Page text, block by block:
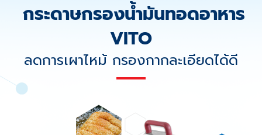
กระดาษกรองน้ำมันทอดอาหาร
VITO
ลดการเผาไหม้ กรองกากละเอียดได้ดี